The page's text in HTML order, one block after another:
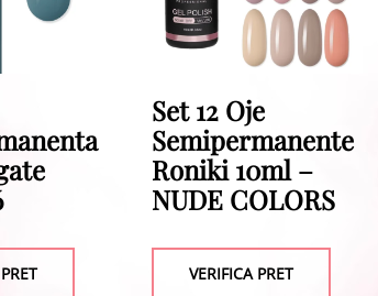
Set 12 Oje
Semipermanente
Roniki 10ml –
NUDE COLORS
VERIFICA PRET